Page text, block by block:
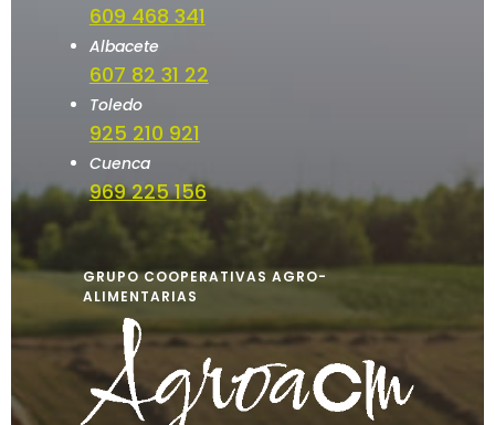
609 468 341
Albacete
607 82 31 22
Toledo
925 210 921
Cuenca
969 225 156
GRUPO COOPERATIVAS AGRO-
ALIMENTARIAS